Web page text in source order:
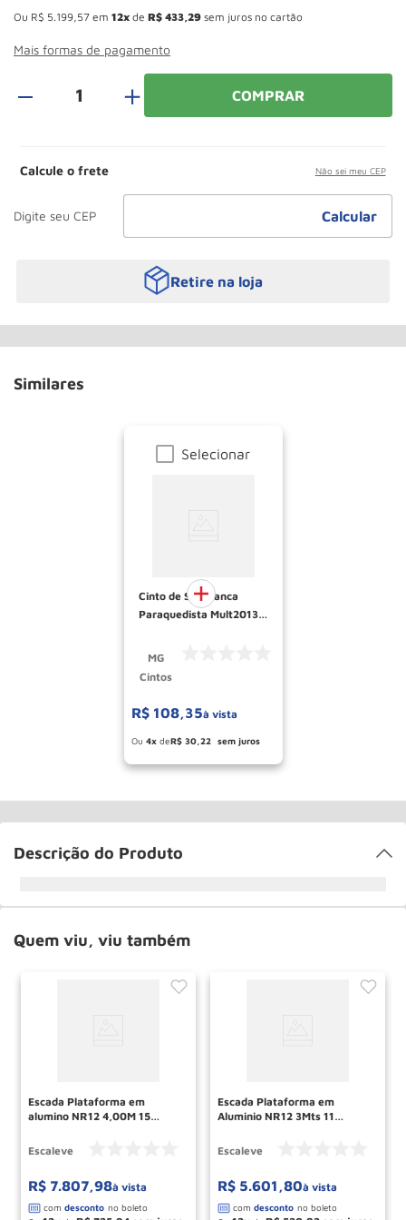
Ou R$ 5.199 57 em 12 de R$ 433 29 sem juros no cartão
Mais formas de pagamento
＋ COMPRAR
Calcule o frete Não sei meu CEP
Retire na loja
Similares
Selecionar
Cinto de Seguranca
Paraquedista Mult2013
MG
Cintos
R$ 108,35à vista
pagando no boleto
4 R$ 30,22
Descrição do Produto
Quem viu, viu também
Escada Plataforma em
alumino NR12 4,00M 15
ESCALEVE
Escaleve
R$ 7.807,98à vista
Escada Plataforma em
Aluminio NR12 3Mts 11
Escaleve
R$ 5.601 ,80à vista
10º Roda